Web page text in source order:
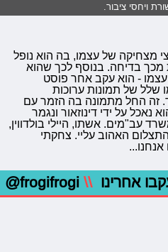
ויחסי ציבור.
מצחיקה של עצמו, בה הוא נופל
מכך בדיחה. בנוסף לכך שהוא
- הוא עקב אחר פוסט
שלל של תמונות ערוכות
זה החל מתמונה בה הזמר עם
על ידי דינוזאור ונגמר
עב"מים. אשתו, היילי בולדווין,
האהוב עליי. צחקתי
@frogifrogi \\ אחרינו